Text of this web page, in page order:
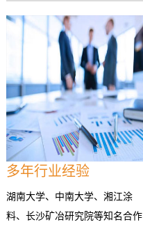
多年行业经验
湖南大学、中南大学、湘江涂
料、长沙矿冶研究院等知名合作